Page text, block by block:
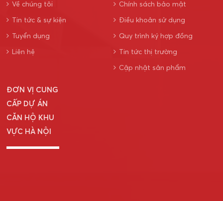
Về chúng tôi
Tin tức & sự kiện
Tuyển dụng
Liên hệ
Chính sách bảo mật
Điều khoản sử dụng
Quy trình ký hợp đồng
Tin tức thị trường
Cập nhật sản phẩm
ĐƠN VỊ CUNG
CẤP DỰ ÁN
CĂN HỘ KHU
VỰC HÀ NỘI